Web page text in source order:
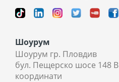
Шоурум
Шоурум гр. Пловдив
бул. Пещерско шосе 148 В
координати